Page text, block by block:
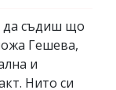
да съдиш що
Гешева,
и
Нито си